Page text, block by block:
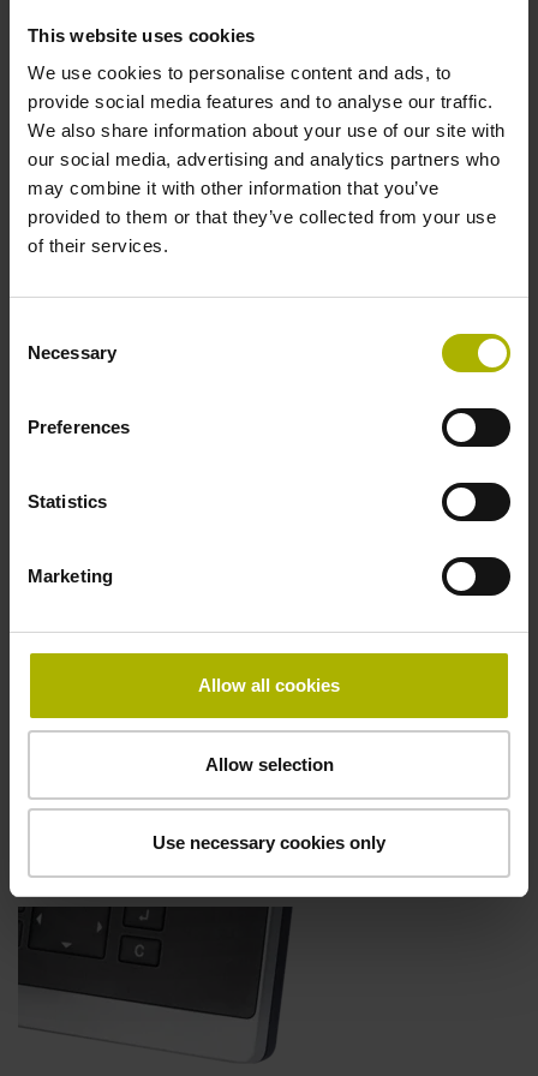
This website uses cookies
We use cookies to personalise content and ads, to
provide social media features and to analyse our traffic.
We also share information about your use of our site with
our social media, advertising and analytics partners who
may combine it with other information that you’ve
provided to them or that they’ve collected from your use
of their services.
Selection
Necessary
Preferences
Statistics
Marketing
Allow all cookies
Allow selection
Use necessary cookies only
Le clavier à membrane anti-éclaboussures garantit un
d'atelier difficiles
En fonction des conditions d'éclairage de la machine,
lumineux ou sombre